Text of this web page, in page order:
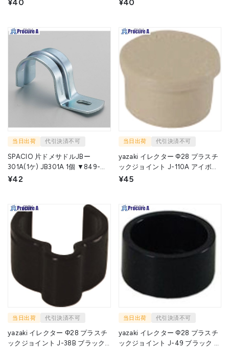
¥40 ¥40
当日出荷 代引決済不可
SPACIO 片ドメサドルJBー
301A(1ケ) JB301A 1個 ▼849-
3432
¥42
当日出荷 代引決済不可
yazaki イレクター Φ28 プラスチ
ックジョイント J-110A アイボリ
¥45
当日出荷 代引決済不可
yazaki イレクター Φ28 プラスチ
ックジョイント J-38B ブラック
当日出荷 代引決済不可
yazaki イレクター Φ28 プラスチ
ックジョイント J-49 ブラック J-